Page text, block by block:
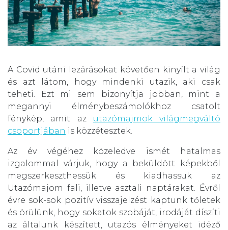
A Covid utáni lezárásokat követően kinyílt a világ
és azt látom, hogy mindenki utazik, aki csak
teheti. Ezt mi sem bizonyítja jobban, mint a
megannyi élménybeszámolókhoz csatolt
fénykép, amit az utazómajmok világmegváltó
csoportjában is közzétesztek.
Az év végéhez közeledve ismét hatalmas
izgalommal várjuk, hogy a beküldött képekből
megszerkeszthessük és kiadhassuk az
Utazómajom fali, illetve asztali naptárakat. Évről
évre sok-sok pozitív visszajelzést kaptunk tőletek
és örülünk, hogy sokatok szobáját, irodáját díszíti
az általunk készített, utazós élményeket idéző